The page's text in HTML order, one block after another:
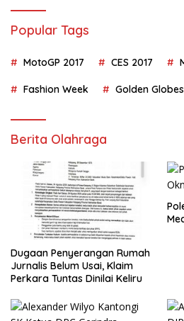
Popular Tags
MotoGP 2017 CES 2017
Fashion Week Golden Globes
Berita Olahraga
Dugaan Penyerangan Rumah
Jurnalis Belum Usai, Klaim
Perkara Tuntas Dinilai Keliru